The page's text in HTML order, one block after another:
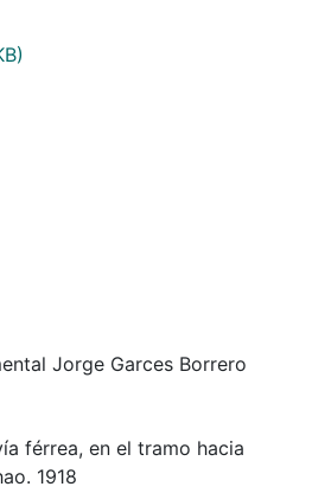
Jorge Garces Borrero
férrea, en el tramo hacia
1918